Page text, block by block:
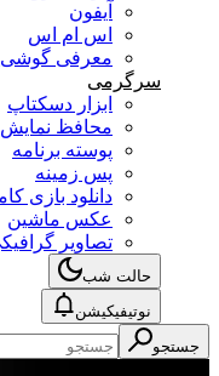
آیفون
اس ام اس
معرفی گوشی
سرگرمی
ابزار دسکتاپ
محافظ نمایش
پوسته برنامه
پس زمینه
دانلود بازی
عکس ماشین
تصاویر
حالت شب
نوتیفیکیشن
جستجو